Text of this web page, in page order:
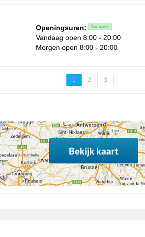
Openingsuren: Nu open
Vandaag open 8:00 - 20:00
Morgen open 8:00 - 20:00
1 2 3
Bekijk kaart